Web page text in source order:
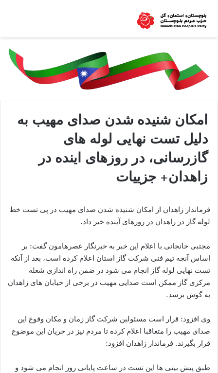
امکان شنیده شدن صدای مهیب به
دلیل تست نهایی لوله های
گازرسانی، در روزهای اینده در
زاهدان+ جزییات
فرماندار زاهدان از امکان شنیده شدن صدای مهیب در پی تست خط
لوله گاز در زاهدان در روزهای آینده خبر داد.
مجتبی خانجانی با اعلام این خبر به خبرنگار عصرهامون گفت: بر
اساس آنچه تیم فنی شرکت گاز استان اعلام کرده است، بعد از آنکه
تست نهایی لوله گاز انجام می شود در ضمن راه اندازی شعله
مرکزی گاز ممکن است صدایی مهیب در برخی از خیابان های زاهدان
به گوش برسد.
وی افزود: قرار است مسئولین شرکت گاز زمان و مکان وقوع این
صدای مهیب را متعاقبا اعلام کرده تا مردم نیز در جریان این موضوع
قرار بگیرند. فرماندار زاهدان افزود:
طبق پیش بینی ها این تست در ساعت پایانی روز انجام می شود و